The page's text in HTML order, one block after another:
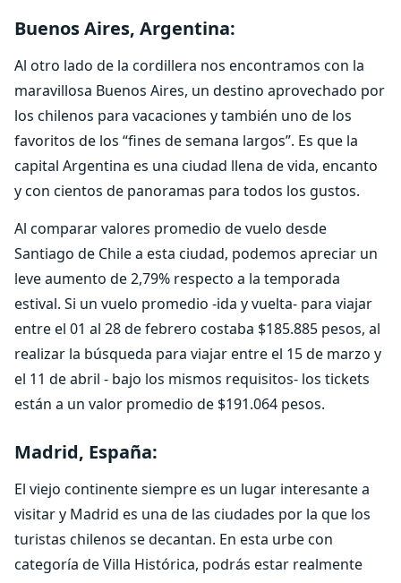
Buenos Aires, Argentina:
Al otro lado de la cordillera nos encontramos con la
maravillosa Buenos Aires, un destino aprovechado por
los chilenos para vacaciones y también uno de los
favoritos de los “fines de semana largos”. Es que la
capital Argentina es una ciudad llena de vida, encanto
y con cientos de panoramas para todos los gustos.
Al comparar valores promedio de vuelo desde
Santiago de Chile a esta ciudad, podemos apreciar un
leve aumento de 2,79% respecto a la temporada
estival. Si un vuelo promedio -ida y vuelta- para viajar
entre el 01 al 28 de febrero costaba $185.885 pesos, al
realizar la búsqueda para viajar entre el 15 de marzo y
el 11 de abril - bajo los mismos requisitos- los tickets
están a un valor promedio de $191.064 pesos.
Madrid, España:
El viejo continente siempre es un lugar interesante a
visitar y Madrid es una de las ciudades por la que los
turistas chilenos se decantan. En esta urbe con
categoría de Villa Histórica, podrás estar realmente